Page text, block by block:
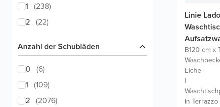
1 (238)
2 (22)
Anzahl der Schubläden
0 (6)
1 (109)
2 (2076)
Linie
B120 cm x
Eiche
|
in Terrazzo